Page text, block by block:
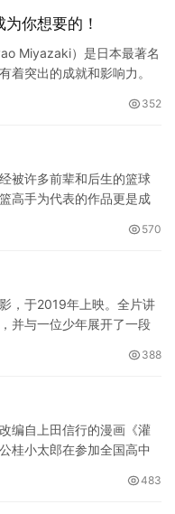
你想要的！
Miyazaki）是日本最著名
着突出的成就和影响力。
352
被许多前辈和后生的篮球
高手为代表的作品更是成
570
，于2019年上映。全片讲
并与一位少年展开了一段
388
编自上田信行的漫画《灌
桂小太郎在参加全国高中
483